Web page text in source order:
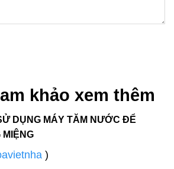
khảo xem thêm
DỤNG MÁY TĂM NƯỚC ĐỂ
MIỆNG
)